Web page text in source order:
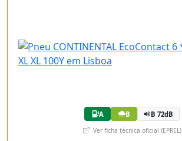
A B B 72dB
Ver ficha técnica oficial (EPREL)